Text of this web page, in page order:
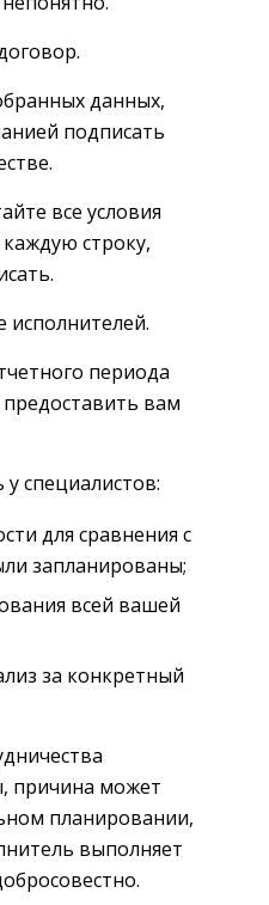
данных,
подписать
все условия
строку,
исполнителей.
периода
вам
специалистов:
для сравнения с
запланированы;
всей вашей
за конкретный
причина может
планировании,
выполняет